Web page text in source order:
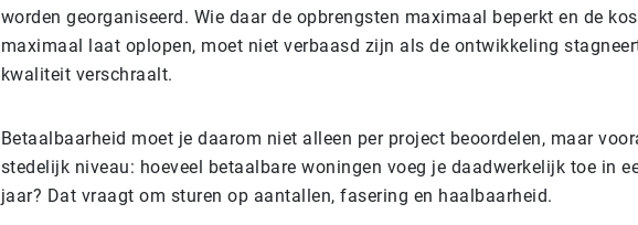
worden georganiseerd. Wie daar de opbrengsten maximaal beperkt en de
maximaal laat oplopen, moet niet verbaasd zijn als de ontwikkeling
kwaliteit verschraalt.
Betaalbaarheid moet je daarom niet alleen per project beoordelen, maar
stedelijk niveau: hoeveel betaalbare woningen voeg je daadwerkelijk toe in
jaar? Dat vraagt om sturen op aantallen, fasering en haalbaarheid.